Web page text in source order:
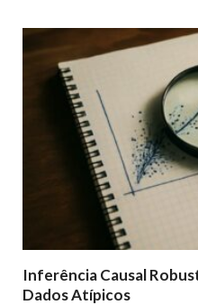
Inferência Causal
Dados Atípicos